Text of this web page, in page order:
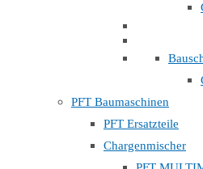
PFT Baumaschinen
PFT Ersatzteile
Chargenmischer